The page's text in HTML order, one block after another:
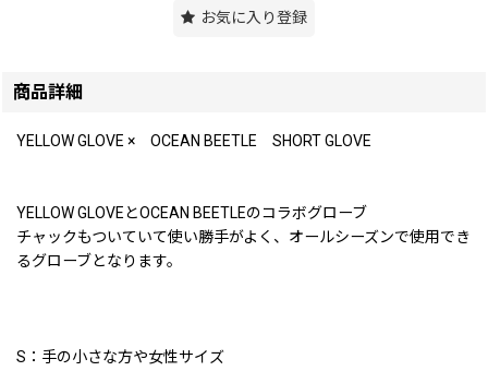
お気に入り登録
商品詳細
YELLOW GLOVE × OCEAN BEETLE SHORT GLOVE
YELLOW GLOVEとOCEAN BEETLEのコラボグローブ
チャックもついていて使い勝手がよく、オールシーズンで使用でき
るグローブとなります。
S：手の小さな方や女性サイズ